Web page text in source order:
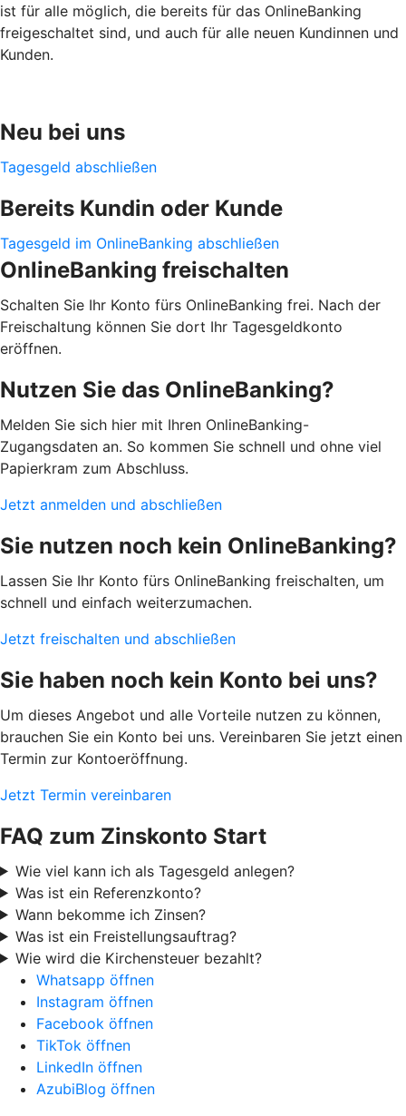
ist für alle möglich, die bereits für das OnlineBanking
freigeschaltet sind, und auch für alle neuen Kundinnen und
Kunden.
Neu bei uns
Tagesgeld abschließen
Bereits Kundin oder Kunde
Tagesgeld im OnlineBanking abschließen
OnlineBanking freischalten
Schalten Sie Ihr Konto fürs OnlineBanking frei. Nach der
Freischaltung können Sie dort Ihr Tagesgeldkonto
eröffnen.
Nutzen Sie das OnlineBanking?
Melden Sie sich hier mit Ihren OnlineBanking-
Zugangsdaten an. So kommen Sie schnell und ohne viel
Papierkram zum Abschluss.
Jetzt anmelden und abschließen
Sie nutzen noch kein OnlineBanking?
Lassen Sie Ihr Konto fürs OnlineBanking freischalten, um
schnell und einfach weiterzumachen.
Jetzt freischalten und abschließen
Sie haben noch kein Konto bei uns?
Um dieses Angebot und alle Vorteile nutzen zu können,
brauchen Sie ein Konto bei uns. Vereinbaren Sie jetzt einen
Termin zur Kontoeröffnung.
Jetzt Termin vereinbaren
FAQ zum Zinskonto Start
Wie viel kann ich als Tagesgeld anlegen?
Was ist ein Referenzkonto?
Wann bekomme ich Zinsen?
Was ist ein Freistellungsauftrag?
Wie wird die Kirchensteuer bezahlt?
Whatsapp öffnen
Instagram öffnen
Facebook öffnen
TikTok öffnen
LinkedIn öffnen
AzubiBlog öffnen